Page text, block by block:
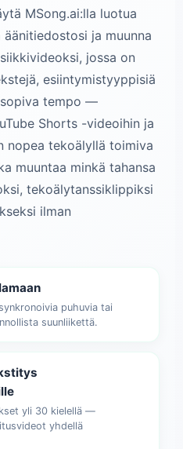
MSong.ai:lla luotua
ja muunna
jossa on
esiintymistyyppisiä
tempo —
Shorts -videoihin ja
nopea tekoälyllä toimiva
muuntaa minkä tahansa
tekoälytanssiklippiksi
ilman
puhuvia tai
suunliikettä.
yli 30 kielellä —
yhdellä